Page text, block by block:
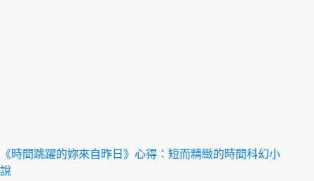
《時間跳躍的妳來自昨日》心得：短而精緻的時間科幻小
說